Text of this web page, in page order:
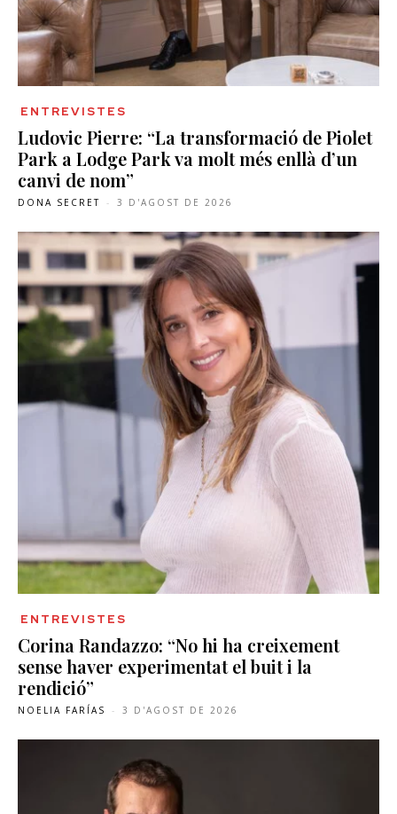
ENTREVISTES
Ludovic Pierre: “La transformació de Piolet
Park a Lodge Park va molt més enllà d’un
canvi de nom”
DONA SECRET - 3 D'AGOST DE 2026
ENTREVISTES
Corina Randazzo: “No hi ha creixement
sense haver experimentat el buit i la
rendició”
NOELIA FARÍAS - 3 D'AGOST DE 2026